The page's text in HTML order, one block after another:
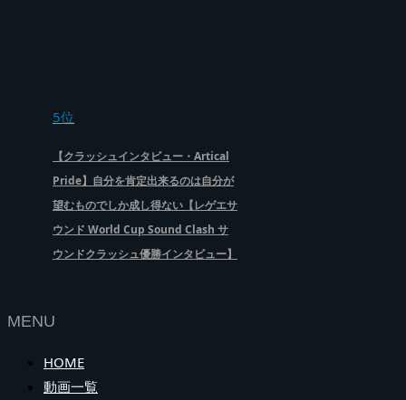
5位
【クラッシュインタビュー・Artical
Pride】自分を肯定出来るのは自分が
望むものでしか成し得ない【レゲエサ
ウンド World Cup Sound Clash サ
ウンドクラッシュ優勝インタビュー】
MENU
HOME
動画一覧